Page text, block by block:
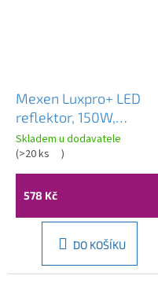
Mexen Luxpro+ LED
reflektor, 150W,
studená - 6500K, 16500
lm, černá - L231-150-
65-70
Skladem u dodavatele
(>20 ks )
578 Kč
DO KOŠÍKU